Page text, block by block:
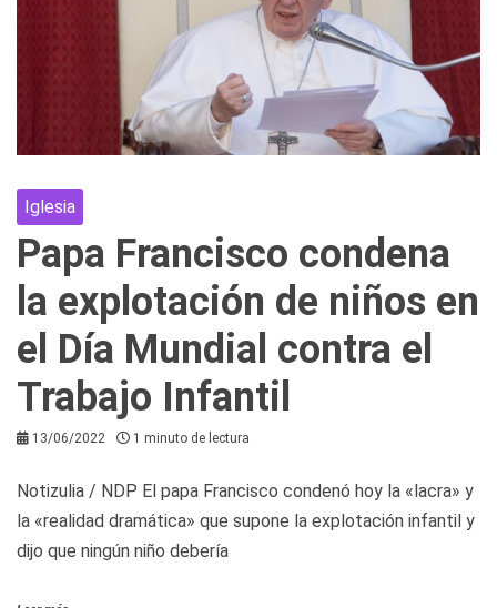
Iglesia
Papa Francisco condena
la explotación de niños en
el Día Mundial contra el
Trabajo Infantil
13/06/2022 1 minuto de lectura
Notizulia / NDP El papa Francisco condenó hoy la «lacra» y
la «realidad dramática» que supone la explotación infantil y
dijo que ningún niño debería